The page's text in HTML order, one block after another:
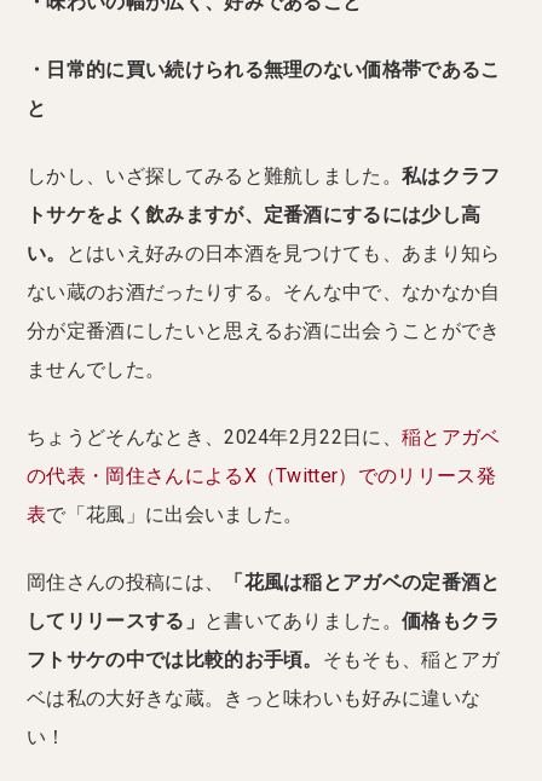
・日常的に買い続けられる無理のない価格帯であるこ
と
しかし、いざ探してみると難航しました。私はクラフ
トサケをよく飲みますが、定番酒にするには少し高
い。
とはいえ好みの日本酒を見つけても、あまり知ら
ない蔵のお酒だったりする。そんな中で、なかなか自
分が定番酒にしたいと思えるお酒に出会うことができ
ませんでした。
ちょうどそんなとき、2024年2月22日に、稲とアガベ
の代表・岡住さんによるX（Twitter）でのリリース発
表で「花風」に出会いました。
岡住さんの投稿には、
「花風は稲とアガベの定番酒と
してリリースする」 と書いてありました。価格もクラ
フトサケの中では比較的お手頃。 そもそも、稲とアガ
ベは私の大好きな蔵。きっと味わいも好みに違いな
い！